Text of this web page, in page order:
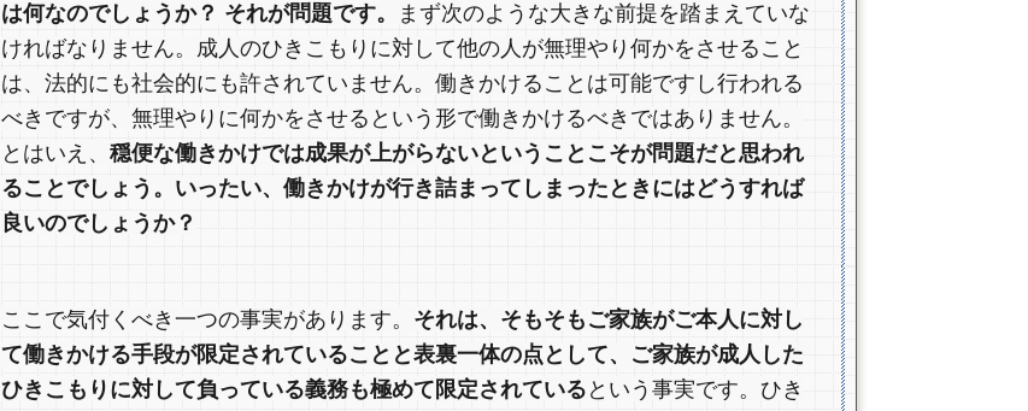
は何なのでしょうか？ それが問題です。
まず次のような大きな前提を踏まえていな
ければなりません。成人のひきこもりに対して他の人が無理やり何かをさせること
は、法的にも社会的にも許されていません。働きかけることは可能ですし行われる
べきですが、無理やりに何かをさせるという形で働きかけるべきではありません。
とはいえ、 穏便な働きかけでは成果が上がらないということこそが問題だと思われ
ることでしょう。いったい、働きかけが行き詰まってしまったときにはどうすれば
良いのでしょうか？
ここで気付くべき一つの事実があります。 それは、そもそもご家族がご本人に対し
て働きかける手段が限定されていることと表裏一体の点として、ご家族が成人した
ひきこもりに対して負っている義務も極めて限定されている という事実です。ひき